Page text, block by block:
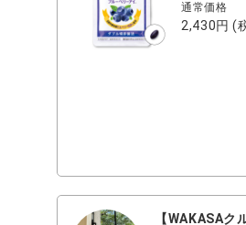
ーから有象無象のサプリメ
かさ生活品質な訳です。 自
が、その視点でこれだ！と
通常価格
2,430円(
【WAKASAク